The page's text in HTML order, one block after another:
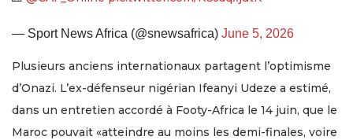
— Sport News Africa (@snewsafrica) June 5, 2026
Plusieurs anciens internationaux partagent l’optimisme
d’Onazi. L’ex-défenseur nigérian Ifeanyi Udeze a estimé,
dans un entretien accordé à Footy-Africa le 14 juin, que le
Maroc pouvait «atteindre au moins les demi-finales, voire